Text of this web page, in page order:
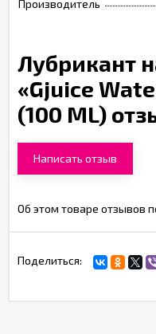
Производитель
Лубрикант
«Gjuice
(100 ML)
Написать отзыв
Об этом товаре отзывов
Поделиться: